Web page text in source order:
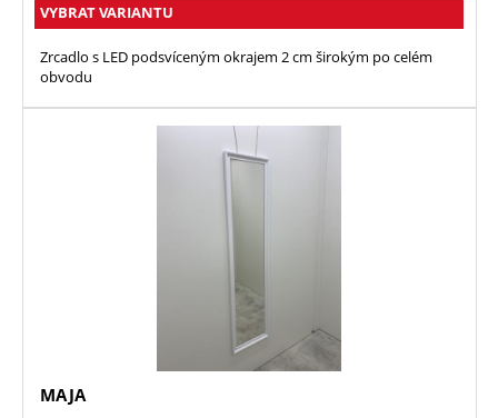
VYBRAT VARIANTU
Zrcadlo s LED podsvíceným okrajem 2 cm širokým po celém
obvodu
MAJA